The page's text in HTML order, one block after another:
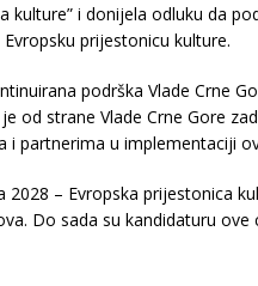
kulture” i donijela odluku da
prijestonicu kulture.
podrška Vlade Crne
od strane Vlade Crne Gore
partnerima u implementaciji
2028 – Evropska prijestonica
Do sada su kandidaturu ove